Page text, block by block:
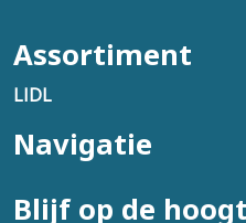
Assortiment
LIDL
Navigatie
Blijf op de